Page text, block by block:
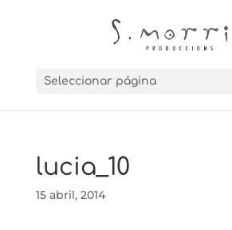
Seleccionar página
lucia_10
15 abril, 2014